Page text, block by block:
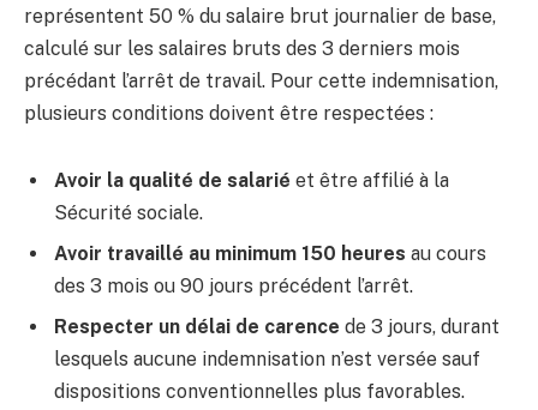
représentent 50 % du salaire brut journalier de base,
calculé sur les salaires bruts des 3 derniers mois
précédant l’arrêt de travail. Pour cette indemnisation,
plusieurs conditions doivent être respectées :
Avoir la qualité de salarié et être affilié à la
Sécurité sociale.
Avoir travaillé au minimum 150 heures au cours
des 3 mois ou 90 jours précédent l’arrêt.
Respecter un délai de carence de 3 jours, durant
lesquels aucune indemnisation n’est versée sauf
dispositions conventionnelles plus favorables.